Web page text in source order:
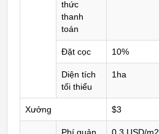
thức
thanh
toán
Đặt cọc 10%
Diện tích
tối thiểu
1ha
Xưởng $3